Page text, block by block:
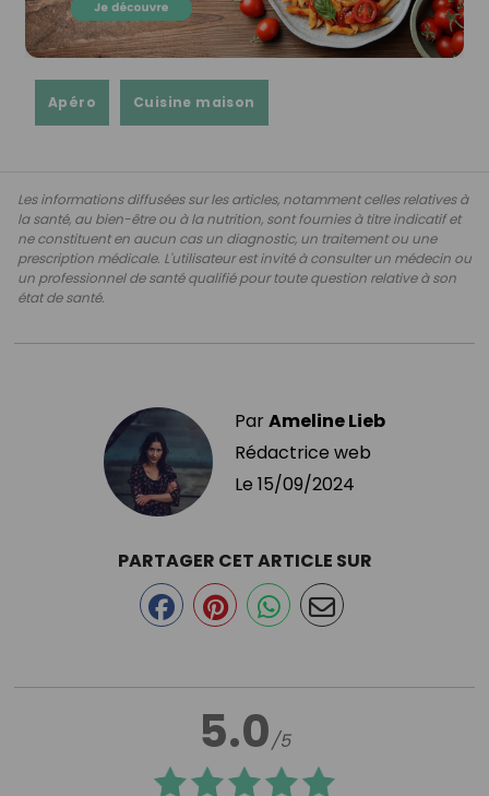
Apéro Cuisine maison
Les informations diffusées sur les articles, notamment celles relatives à
la santé, au bien-être ou à la nutrition, sont fournies à titre indicatif et
ne constituent en aucun cas un diagnostic, un traitement ou une
prescription médicale. L'utilisateur est invité à consulter un médecin ou
un professionnel de santé qualifié pour toute question relative à son
état de santé.
ParAmeline Lieb
Rédactrice web
Le 15/09/2024
5.0/5
PARTAGER CET ARTICLE SUR